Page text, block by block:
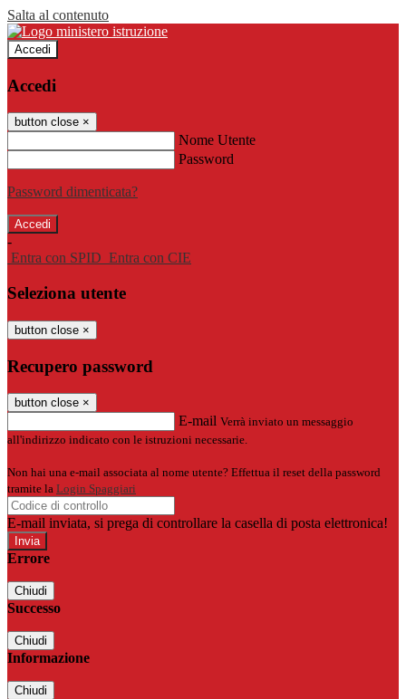
Salta al contenuto
Accedi
Accedi
button close ×
Nome Utente
Password
Password dimenticata?
-
Entra con SPID Entra con CIE
Seleziona utente
button close ×
Recupero password
button close ×
E-mail Verrà inviato un messaggio
all'indirizzo indicato con le istruzioni necessarie.
Non hai una e-mail associata al nome utente? Effettua il reset della password
tramite la Login Spaggiari
E-mail inviata, si prega di controllare la casella di posta elettronica!
Errore
Chiudi
Successo
Chiudi
Informazione
Chiudi